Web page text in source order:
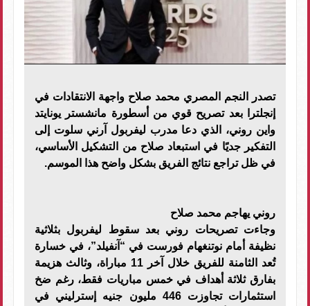
تصدر النجم المصري محمد صلاح واجهة الانتقادات في
إنجلترا بعد تصريح قوي من أسطورة مانشستر يونايتد
واين روني، الذي دعا مدرب ليفربول آرني سلوت إلى
التفكير جديًا في استبعاد صلاح من التشكيل الأساسي،
في ظل تراجع نتائج الفريق بشكل واضح هذا الموسم.
روني يهاجم محمد صلاح
وجاءت تصريحات روني بعد سقوط ليفربول بثلاثية
نظيفة أمام نوتنغهام فورست في “آنفيلد”، في خسارة
تُعد الثامنة للفريق خلال آخر 11 مباراة، وثالث هزيمة
بفارق ثلاثة أهداف في خمس مباريات فقط، رغم ضخ
استثمارات تجاوزت 446 مليون جنيه إسترليني في